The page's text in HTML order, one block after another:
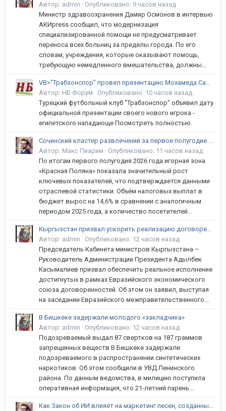
Автор: admin · Опубликовано: 9 часов назад
Министр здравоохранения Дамир Осмонов в интервью
АКИpress сообщил, что модернизация
специализированной помощи не предусматривает
переноса всех больниц за пределы города. По его
словам, учреждения, которые оказывают помощь,
требующую немедленного вмешательства, должны...
VB>"Трабзонспор" провел презентацию Мохамеда Салаха
Автор: НБ Форум · Опубликовано: 10 часов назад
Турецкий футбольный клуб "Трабзонспор" объявил дату
официальной презентации своего нового игрока -
египетского нападающе Посмотреть полностью.
Сочинский кластер развлечений за первое полугодие 2026 привлёк на 5,7% больше гостей
Автор: Макс Пиарим · Опубликовано: 11 часов назад
По итогам первого полугодия 2026 года игорная зона
«Красная Поляна» показала значительный рост
ключевых показателей, что подтверждается данными
отраслевой статистики. Объём налоговых выплат в
бюджет вырос на 14,6% в сравнении с аналогичным
периодом 2025 года, а количество посетителей...
Кыргызстан призвал ускорить реализацию договоренностей в рамках ЕАЭС
Автор: admin · Опубликовано: 12 часов назад
Председатель Кабинета министров Кыргызстана –
Руководитель Администрации Президента Адылбек
Касымалиев призвал обеспечить реальное исполнение
достигнутых в рамках Евразийского экономического
союза договоренностей. Об этом он заявил, выступая
на заседании Евразийского межправительственного...
В Бишкеке задержали молодого «закладчика»
Автор: admin · Опубликовано: 12 часов назад
Подозреваемый выдал 87 свертков на 187 граммов
запрещенных веществ В Бишкеке задержали
подозреваемого в распространении синтетических
наркотиков. Об этом сообщили в УВД Ленинского
района. По данным ведомства, в милицию поступила
оперативная информация, что 21-летний парень...
Как Закон об ИИ влияет на маркетинг песен, созданных без искусственного интеллекта